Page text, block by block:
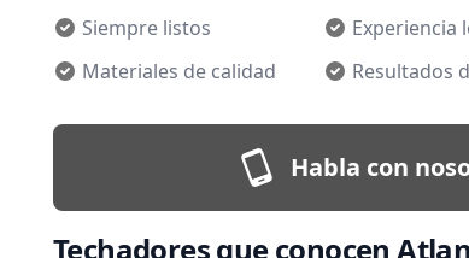
Siempre listos Experiencia
Materiales de calidad
Resultados
Habla con
Techadores que conocen